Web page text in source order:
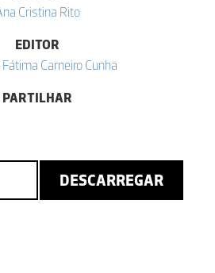
Cristina Rito
EDITOR
Carneiro Cunha
PARTILHAR
DESCARREGAR